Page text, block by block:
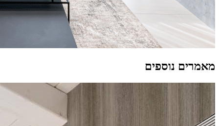
מאמרים נוספים